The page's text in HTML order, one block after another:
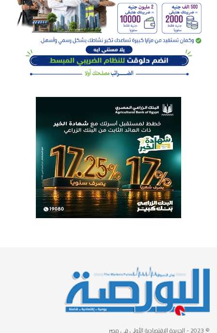
© 2023 - الجريدة الاقتصادية الأولى في مصر